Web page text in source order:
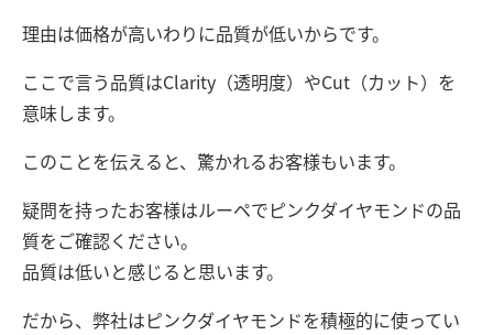
理由は価格が高いわりに品質が低いからです。
ここで言う品質はClarity（透明度）やCut（カット）を
意味します。
このことを伝えると、驚かれるお客様もいます。
疑問を持ったお客様はルーペでピンクダイヤモンドの品
質をご確認ください。
品質は低いと感じると思います。
だから、弊社はピンクダイヤモンドを積極的に使ってい